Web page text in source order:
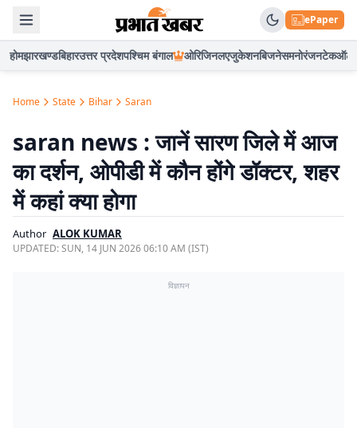
ePaper
होमझारखण्डबिहारउत्तर प्रदेशपश्चिम बंगाल ओरिजिनलएजुकेशनबिजनेसमनोरंजनटेकऑटो
Home State Bihar Saran
saran news : जानें सारण जिले में आज
का दर्शन, ओपीडी में कौन होंगे डॉक्टर, शहर
में कहां क्या होगा
Author ALOK KUMAR
UPDATED:SUN, 14 JUN 2026 06:10 AM (IST)
विज्ञापन